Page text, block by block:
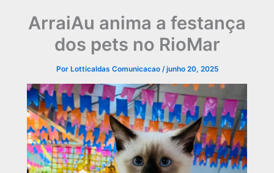
ArraiAu anima a festança
dos pets no RioMar
Por Lotticaldas Comunicacao /junho 20, 2025